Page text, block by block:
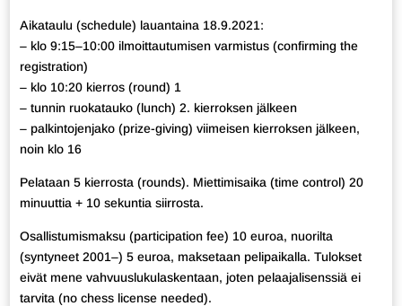
Aikataulu (schedule) lauantaina 18.9.2021:
– klo 9:15–10:00 ilmoittautumisen varmistus (confirming the
registration)
– klo 10:20 kierros (round) 1
– tunnin ruokatauko (lunch) 2. kierroksen jälkeen
– palkintojenjako (prize-giving) viimeisen kierroksen jälkeen,
noin klo 16
Pelataan 5 kierrosta (rounds). Miettimisaika (time control) 20
minuuttia + 10 sekuntia siirrosta.
Osallistumismaksu (participation fee) 10 euroa, nuorilta
(syntyneet 2001–) 5 euroa, maksetaan pelipaikalla. Tulokset
eivät mene vahvuuslukulaskentaan, joten pelaajalisenssiä ei
tarvita (no chess license needed).